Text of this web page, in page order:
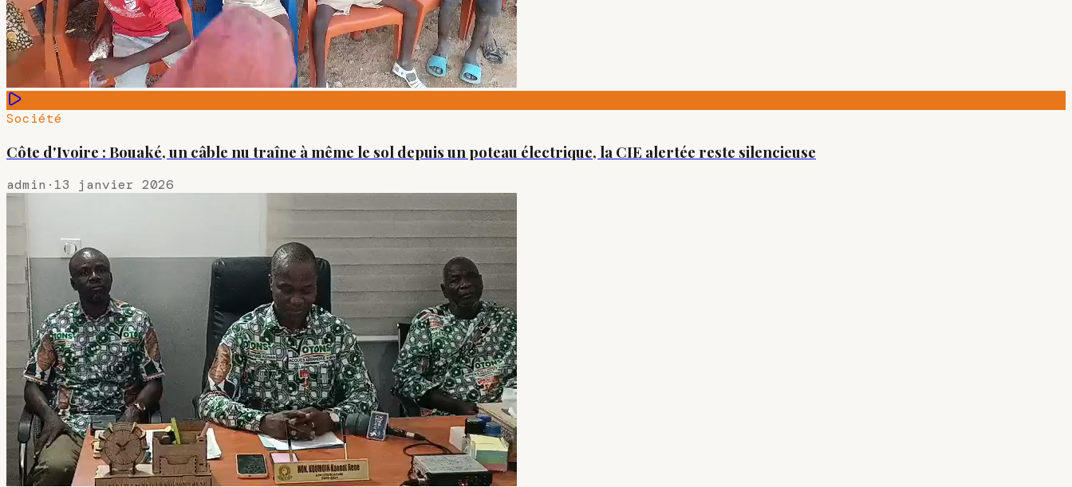
Société
Côte d'Ivoire : Bouaké, un câble nu traîne à même le sol depuis un poteau électrique, la CIE alertée reste silencieuse
admin · 13 janvier 2026